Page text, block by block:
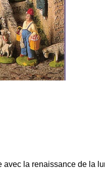
la renaissance de la